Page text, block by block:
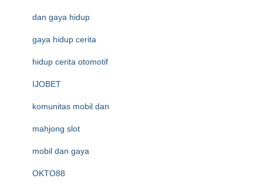
dan gaya hidup
gaya hidup cerita
hidup cerita otomotif
IJOBET
komunitas mobil dan
mahjong slot
mobil dan gaya
OKTO88